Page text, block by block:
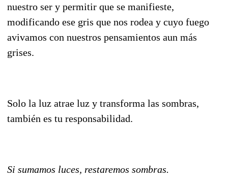
nuestro ser y permitir que se manifieste,
modificando ese gris que nos rodea y cuyo fuego
avivamos con nuestros pensamientos aun más
grises.
Solo la luz atrae luz y transforma las sombras,
también es tu responsabilidad.
Si sumamos luces, restaremos sombras.